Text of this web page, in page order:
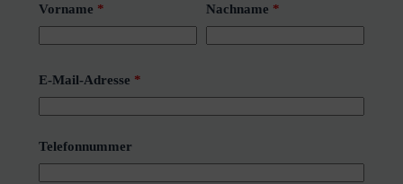
Vorname * Nachname *
E-Mail-Adresse *
Telefonnummer